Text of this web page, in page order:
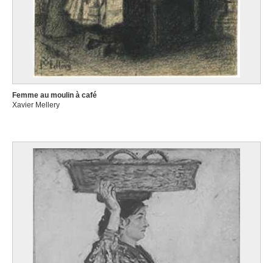
Femme au moulin à café
Xavier Mellery